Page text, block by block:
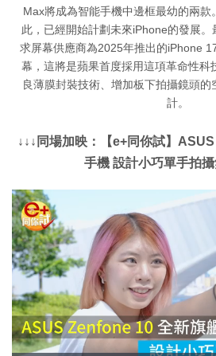
Max將成為智能手機中邊框最幼的兩
此，已經開始計劃未來iPhone的發展
求屏幕供應商為2025年推出的iPhone
幕，這將是蘋果首度採用這項革命性科
良薄膜封裝技術、增加板下拍攝鏡頭
計。
↓↓↓同場加映：【e+同你試】
手機 設計小巧單手拍攝